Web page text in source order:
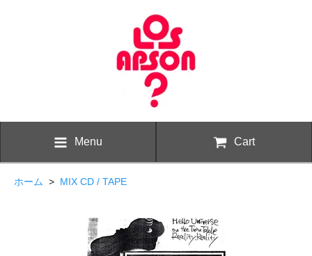
Menu Cart
ホーム > MIX CD / TAPE